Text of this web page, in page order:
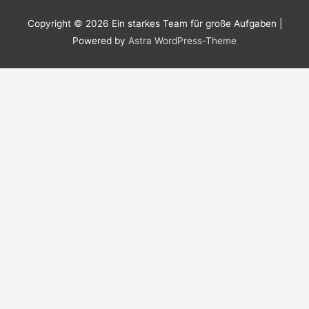
Copyright © 2026 Ein starkes Team für große Aufgaben
Powered by Astra WordPress-Theme